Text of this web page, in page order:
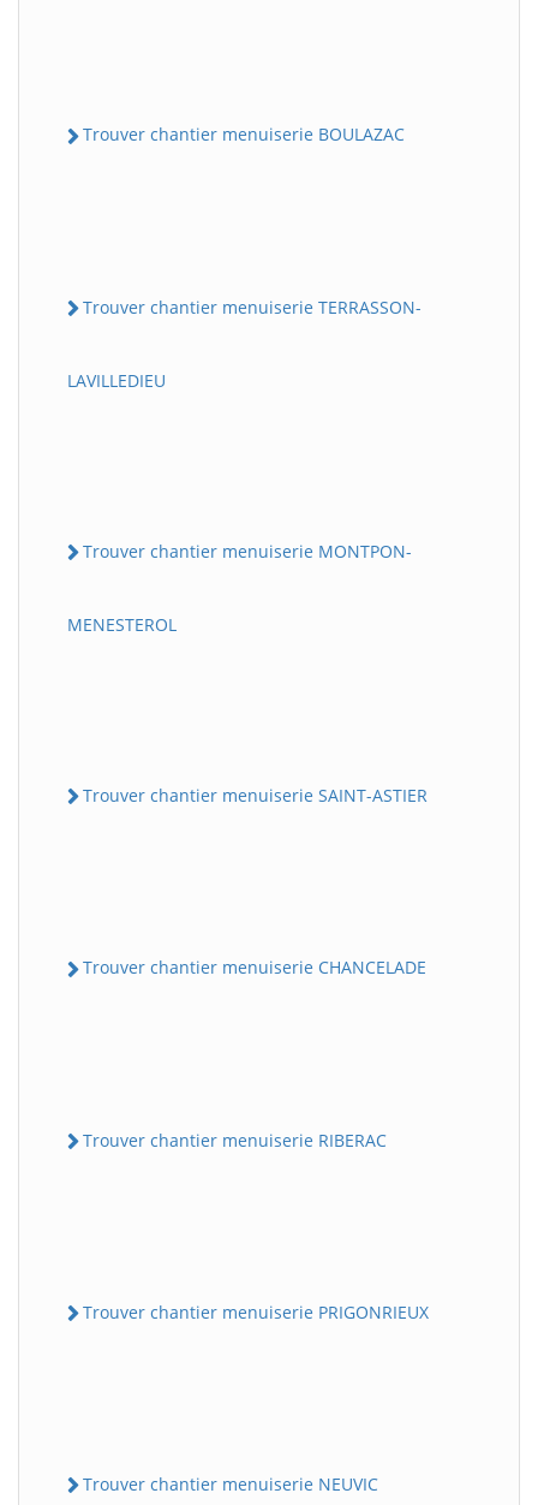
Trouver chantier menuiserie BOULAZAC
Trouver chantier menuiserie TERRASSON-
LAVILLEDIEU
Trouver chantier menuiserie MONTPON-
MENESTEROL
Trouver chantier menuiserie SAINT-ASTIER
Trouver chantier menuiserie CHANCELADE
Trouver chantier menuiserie RIBERAC
Trouver chantier menuiserie PRIGONRIEUX
Trouver chantier menuiserie NEUVIC